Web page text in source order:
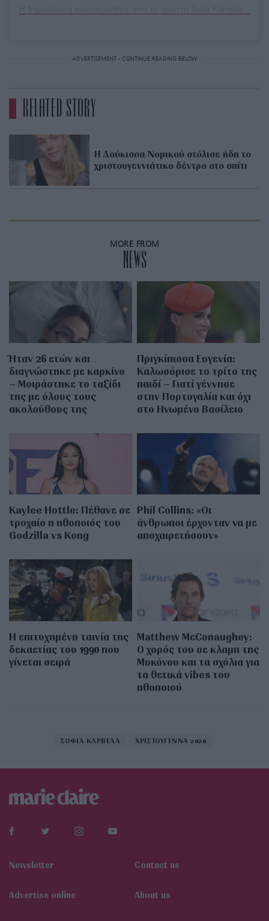
ADVERTISEMENT - CONTINUE READING BELOW
RELATED STORY
Η Δούκισσα Νομικού στόλισε ήδη το
χριστουγεννιάτικο δέντρο στο σπίτι
MORE FROM
NEWS
Ήταν 26 ετών και
διαγνώστηκε με καρκίνο
– Μοιράστηκε το ταξίδι
της με όλους τους
ακολούθους της
Πριγκίπισσα Ευγενία:
Καλωσόρισε το τρίτο της
παιδί – Γιατί γέννησε
στην Πορτογαλία και όχι
στο Ηνωμένο Βασίλειο
Kaylee Hottle: Πέθανε σε
τροχαίο η ηθοποιός του
Godzilla vs Kong
Phil Collins: «Οι
άνθρωποι έρχονταν να με
αποχαιρετήσουν»
Η επιτυχημένη ταινία της
δεκαετίας του 1990 που
γίνεται σειρά
Matthew McConaughey:
Ο χορός του σε κλαμπ της
Μυκόνου και τα σχόλια για
τα θετικά vibes του
ηθοποιού
ΣΟΦΙΑ ΚΑΡΒΕΛΑ ΧΡΙΣΤΟΥΓΕΝΝΑ 2020
Newsletter Contact us
Αdvertise online About us